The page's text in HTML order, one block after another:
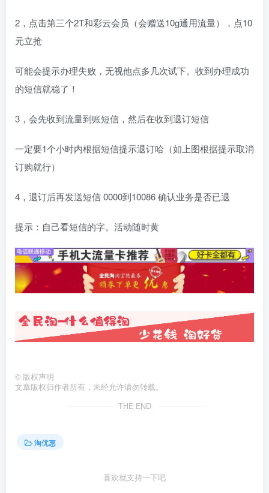
2，点击第三个2T和彩云会员（会赠送10g通用流量），点10
元立抢
可能会提示办理失败，无视他点多几次试下。收到办理成功
的短信就稳了！
3，会先收到流量到账短信，然后在收到退订短信
一定要1个小时内根据短信提示退订哈（如上图根据提示取消
订购就行）
4，退订后再发送短信 0000到10086 确认业务是否已退
提示：自己看短信的字。活动随时黄
© 版权声明
文章版权归作者所有，未经允许请勿转载。
THE END
淘优惠
喜欢就支持一下吧